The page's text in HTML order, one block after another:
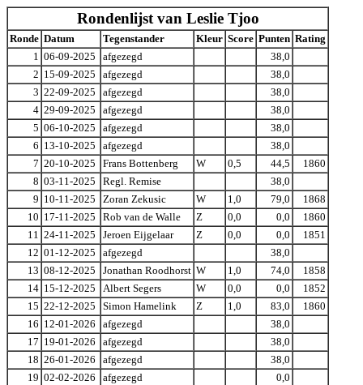
Rondenlijst van Leslie Tjoo
Ronde Datum Tegenstander Kleur Score Punten Rating
1 06-09-2025 afgezegd
38,0
2 15-09-2025 afgezegd
38,0
3 22-09-2025 afgezegd
38,0
4 29-09-2025 afgezegd
38,0
5 06-10-2025 afgezegd
38,0
6 13-10-2025 afgezegd
38,0
7 20-10-2025 Frans Bottenberg W 0,5 44,5
1860
8 03-11-2025 Regl. Remise
38,0
9 10-11-2025 Zoran Zekusic W 1,0 79,0
1868
10 17-11-2025 Rob van de Walle Z 0,0 0,0
1860
11 24-11-2025 Jeroen Eijgelaar Z 0,0 0,0
1851
12 01-12-2025 afgezegd
38,0
13 08-12-2025 Jonathan Roodhorst W 1,0 74,0
1858
14 15-12-2025 Albert Segers W 0,0 0,0
1852
15 22-12-2025 Simon Hamelink Z 1,0 83,0
1860
16 12-01-2026 afgezegd
38,0
17 19-01-2026 afgezegd
38,0
18 26-01-2026 afgezegd
38,0
19 02-02-2026 afgezegd
0,0